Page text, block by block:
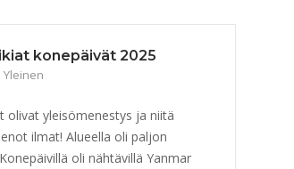
konepäivät 2025
Yleinen
olivat yleisömenestys ja niitä
ilmat! Alueella oli paljon
oli nähtävillä Yanmar